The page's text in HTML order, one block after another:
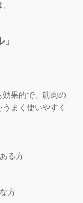
効果的で、筋肉の
まく使いやすく
る方
方